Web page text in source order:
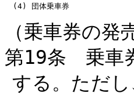
(4) 団体乗車券
（乗車券の
第19条 乗車
する。ただ